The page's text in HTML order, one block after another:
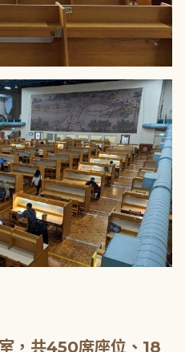
，共450席座位、18